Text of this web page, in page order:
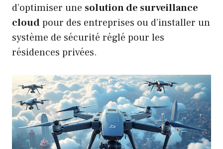
d’optimiser une solution de surveillance
cloudpour des entreprises ou d’installer un
système de sécurité réglé pour les
résidences privées.